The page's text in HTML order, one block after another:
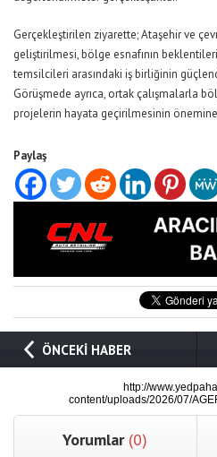
Gerçekleştirilen ziyarette; Ataşehir ve
geliştirilmesi, bölge esnafının
temsilcileri arasındaki iş birliğinin
Görüşmede ayrıca, ortak çalışmalarla
projelerin hayata geçirilmesinin önemine
Paylaş
ÖNCEKİ HABER
http://
content/uploads/2026/07/
Yorumlar (0)